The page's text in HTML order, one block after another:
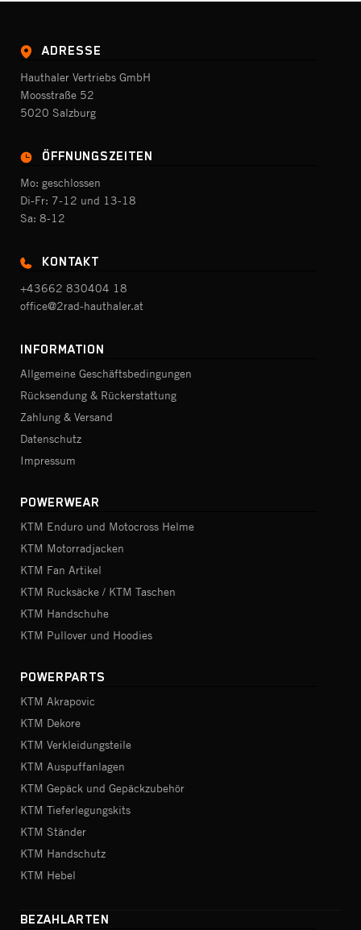
ADRESSE
Hauthaler Vertriebs GmbH
Moosstraße 52
5020 Salzburg
ÖFFNUNGSZEITEN
Mo: geschlossen
Di-Fr: 7-12 und 13-18
Sa: 8-12
KONTAKT
+43662 830404 18
office@2rad-hauthaler.at
INFORMATION
Allgemeine Geschäftsbedingungen
Rücksendung & Rückerstattung
Zahlung & Versand
Datenschutz
Impressum
POWERWEAR
KTM Enduro und Motocross Helme
KTM Motorradjacken
KTM Fan Artikel
KTM Rucksäcke / KTM Taschen
KTM Handschuhe
KTM Pullover und Hoodies
POWERPARTS
KTM Akrapovic
KTM Dekore
KTM Verkleidungsteile
KTM Auspuffanlagen
KTM Gepäck und Gepäckzubehör
KTM Tieferlegungskits
KTM Ständer
KTM Handschutz
KTM Hebel
BEZAHLARTEN